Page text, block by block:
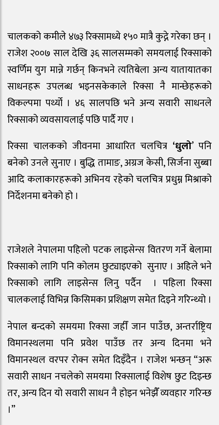
चालकको कमीले ४७३ रिक्सामध्ये १५० मात्रै कुद्ने गरेका छन् ।
राजेश २००७ साल देखि ३६ सालसम्मको समयलाई रिक्साको
स्वर्णिम युग मान्ने गर्छन् किनभने त्यतिबेला अन्य यातायातका
साधनहरू उपलब्ध भइनसकेकाले रिक्सा नै मान्छेहरूको
विकल्पमा पर्थ्यो । ४६ सालपछि भने अन्य सवारी साधनले
रिक्साको व्यवसायलाई पछि पार्दै गए ।
रिक्सा चालकको जीवनमा आधारित चलचित्र ‘धुलो’ पनि
बनेको उनले सुनाए । बुद्धि तामाङ, अग्रज केसी, सिर्जना सुब्बा
आदि कलाकारहरूको अभिनय रहेको चलचित्र प्रधुम्न मिश्राको
निर्देशनमा बनेको हो ।
राजेशले नेपालमा पहिलो पटक लाइसेन्स वितरण गर्ने बेलामा
रिक्साको लागि पनि कोलम छुट्याइएको सुनाए । अहिले भने
रिक्साको लागि लाइसेन्स लिनु पर्दैन । पहिला रिक्सा
चालकलाई विभिन्न किसिमका प्रशिक्षण समेत दिइने गरिन्थ्यो ।
नेपाल बन्दको समयमा रिक्सा जहीँ जान पाउँछ, अन्तर्राष्ट्रिय
विमानस्थलमा पनि प्रवेश पाउँछ तर अन्य दिनमा भने
विमानस्थल वरपर रोक्न समेत दिइँदैन । राजेश भन्छन् “अरू
सवारी साधन नचलेको समयमा रिक्सालाई विशेष छुट दिइन्छ
तर, अन्य दिन यो सवारी साधन नै होइन भनेझैँ व्यवहार गरिन्छ
।”